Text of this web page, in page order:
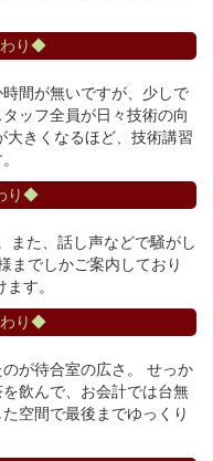
り◆
間が無いですが、少しで
ッフ全員が日々技術の向
大きくなるほど、技術講習
り◆
また、話し声などで騒がし
までしかご案内しており
す。
り◆
が待合室の広さ。 せっか
飲んで、お会計では台無
空間で最後までゆっくり